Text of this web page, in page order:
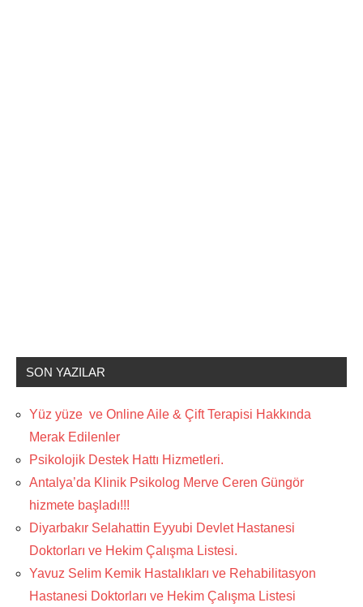
SON YAZILAR
Yüz yüze ve Online Aile & Çift Terapisi Hakkında
Merak Edilenler
Psikolojik Destek Hattı Hizmetleri.
Antalya’da Klinik Psikolog Merve Ceren Güngör
hizmete başladı!!!
Diyarbakır Selahattin Eyyubi Devlet Hastanesi
Doktorları ve Hekim Çalışma Listesi.
Yavuz Selim Kemik Hastalıkları ve Rehabilitasyon
Hastanesi Doktorları ve Hekim Çalışma Listesi